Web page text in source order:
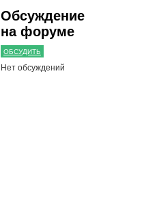
Обсуждение
на форуме
ОБСУДИТЬ
Нет обсуждений